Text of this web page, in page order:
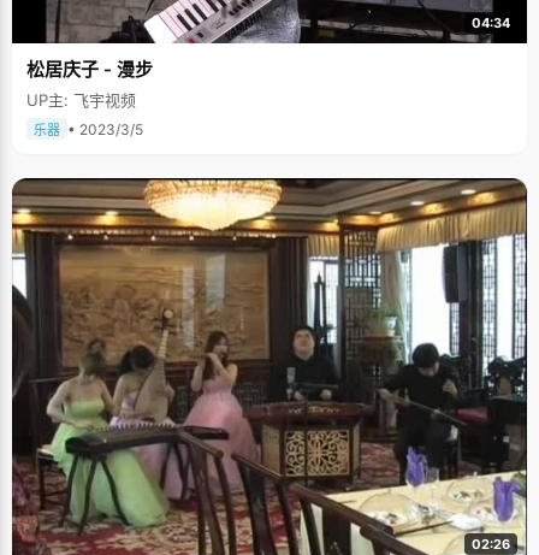
04:34
松居庆子 - 漫步
UP主: 飞宇视频
乐器 • 2023/3/5
02:26